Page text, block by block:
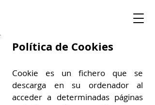
Política de Cookies
Cookie es un fichero que se
descarga en su ordenador al
acceder a determinadas páginas